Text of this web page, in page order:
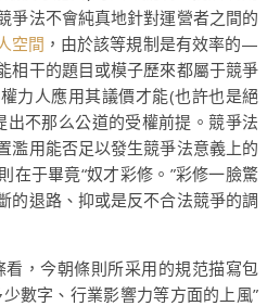
爭法不會純真地針對運營者之間的
空間 ，由於該等規制是有效率的—
相干的題目或模子歷來都屬于競爭
力人應用其議價才能(也許也是絕
出不那么公道的受權前提。競爭法
濫用能否足以發生競爭法意義上的
在于畢竟“奴才彩修。”彩修一臉驚
的退路、抑或是反不合法競爭的調
，今朝條則所采用的規范描寫包
數字、行業影響力等方面的上風”